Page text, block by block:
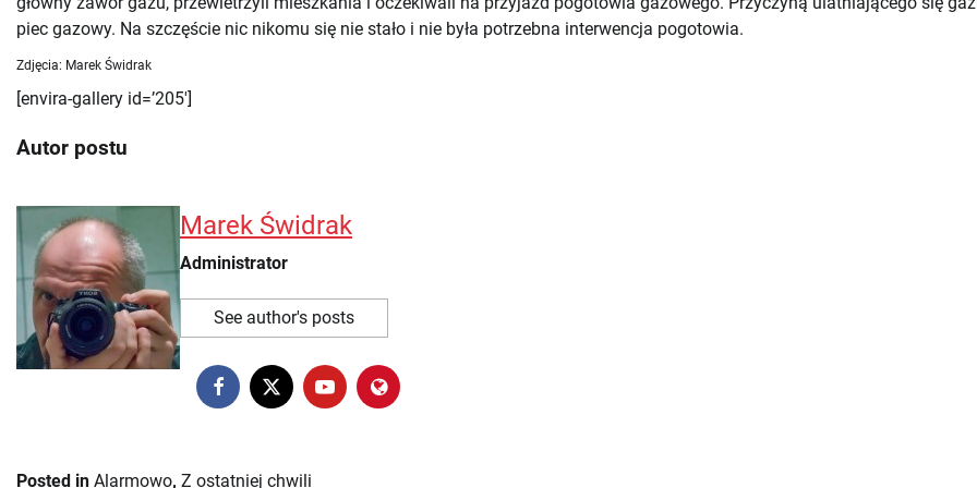
piec gazowy. Na szczęście nic nikomu się nie stało i nie była potrzebna interwencja pogotowia.
Zdjęcia: Marek Świdrak
[envira-gallery id=’205′]
Autor postu
Marek Świdrak
Administrator
See author's posts
Posted in Alarmowo, Z ostatniej chwili